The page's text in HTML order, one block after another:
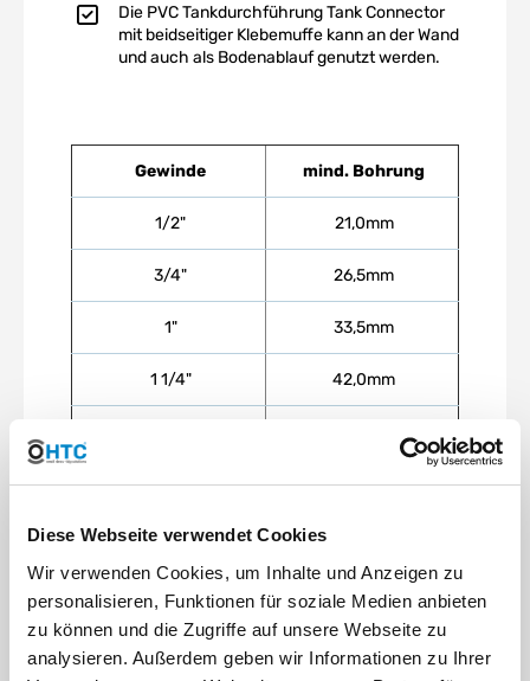
Diese Webseite verwendet Cookies
Wir verwenden Cookies, um Inhalte und Anzeigen zu
personalisieren, Funktionen für soziale Medien anbieten
zu können und die Zugriffe auf unsere Webseite zu
analysieren. Außerdem geben wir Informationen zu Ihrer
Die PVC Tankdurchführung Tank Connector
mit beidseitiger Klebemuffe kann an der Wand
und auch als Bodenablauf genutzt werden.
Gewinde mind. Bohrung
1/2" 21,0mm
3/4" 26,5mm
1" 33,5mm
1 1/4" 42,0mm
2" 60,0mm
Verarbeitungstipp:
Abdichtungsunterstützung Sanitärsilikon o.ä. und setzen